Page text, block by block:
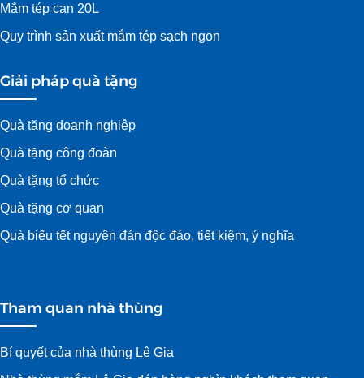
Mắm tép can 20L
Quy trình sản xuất mắm tép sạch ngon
Giải pháp quà tặng
Quà tặng doanh nghiệp
Quà tặng công đoàn
Quà tặng tổ chức
Quà tặng cơ quan
Quà biếu tết nguyên đán độc đáo, tiết kiệm, ý nghĩa
Tham quan nhà thùng
Bí quyết của nhà thùng Lê Gia